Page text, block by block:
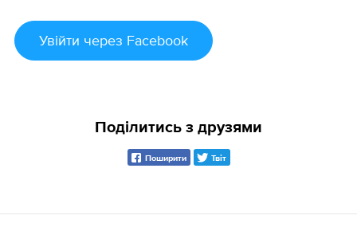
Увійти через Facebook
Поділитись з друзями
Поширити Твіт